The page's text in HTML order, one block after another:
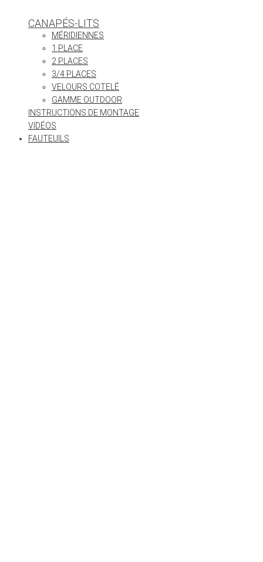
CANAPÉS-LITS
MÉRIDIENNES
1 PLACE
2 PLACES
3/4 PLACES
VELOURS COTELÉ
GAMME OUTDOOR
INSTRUCTIONS DE MONTAGE
VIDÉOS
FAUTEUILS